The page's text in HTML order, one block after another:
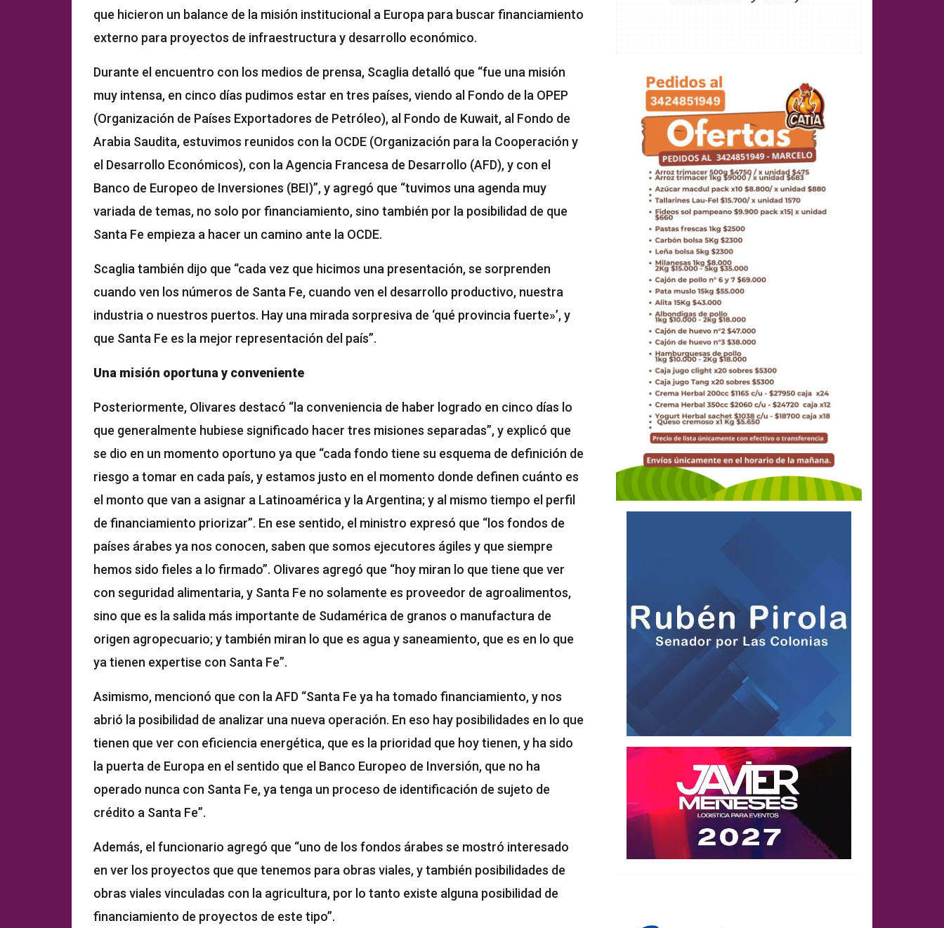
que hicieron un balance de la misión institucional a Europa para buscar financiamiento
externo para proyectos de infraestructura y desarrollo económico.
Durante el encuentro con los medios de prensa, Scaglia detalló que “fue una misión
muy intensa, en cinco días pudimos estar en tres países, viendo al Fondo de la OPEP
(Organización de Países Exportadores de Petróleo), al Fondo de Kuwait, al Fondo de
Arabia Saudita, estuvimos reunidos con la OCDE (Organización para la Cooperación y
el Desarrollo Económicos), con la Agencia Francesa de Desarrollo (AFD), y con el
Banco de Europeo de Inversiones (BEI)”, y agregó que “tuvimos una agenda muy
variada de temas, no solo por financiamiento, sino también por la posibilidad de que
Santa Fe empieza a hacer un camino ante la OCDE.
Scaglia también dijo que “cada vez que hicimos una presentación, se sorprenden
cuando ven los números de Santa Fe, cuando ven el desarrollo productivo, nuestra
industria o nuestros puertos. Hay una mirada sorpresiva de ‘qué provincia fuerte»’, y
que Santa Fe es la mejor representación del país”.
Una misión oportuna y conveniente
Posteriormente, Olivares destacó “la conveniencia de haber logrado en cinco días lo
que generalmente hubiese significado hacer tres misiones separadas”, y explicó que
se dio en un momento oportuno ya que “cada fondo tiene su esquema de definición de
riesgo a tomar en cada país, y estamos justo en el momento donde definen cuánto es
el monto que van a asignar a Latinoamérica y la Argentina; y al mismo tiempo el perfil
de financiamiento priorizar”. En ese sentido, el ministro expresó que “los fondos de
países árabes ya nos conocen, saben que somos ejecutores ágiles y que siempre
hemos sido fieles a lo firmado”. Olivares agregó que “hoy miran lo que tiene que ver
con seguridad alimentaria, y Santa Fe no solamente es proveedor de agroalimentos,
sino que es la salida más importante de Sudamérica de granos o manufactura de
origen agropecuario; y también miran lo que es agua y saneamiento, que es en lo que
ya tienen expertise con Santa Fe”.
Asimismo, mencionó que con la AFD “Santa Fe ya ha tomado financiamiento, y nos
abrió la posibilidad de analizar una nueva operación. En eso hay posibilidades en lo que
tienen que ver con eficiencia energética, que es la prioridad que hoy tienen, y ha sido
la puerta de Europa en el sentido que el Banco Europeo de Inversión, que no ha
operado nunca con Santa Fe, ya tenga un proceso de identificación de sujeto de
crédito a Santa Fe”.
Además, el funcionario agregó que “uno de los fondos árabes se mostró interesado
en ver los proyectos que que tenemos para obras viales, y también posibilidades de
obras viales vinculadas con la agricultura, por lo tanto existe alguna posibilidad de
financiamiento de proyectos de este tipo”.